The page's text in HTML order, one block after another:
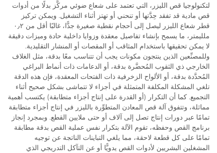
لتكنولوجيا قص الليزر، التي تعتمد على شعاع ضوئي مركَّز بدلًا من أدوات
قص مادية قد تفقد حِدَّتها أو تنحني أو تهتز أثناء التشغيل. ويمكن تركيز
قطر شعاع الليزر ليصل إلى أحجام نقطية صغيرة جدًّا، غالبًا أقل من ٠٫٢
ملليمتر، ما يسمح بإنشاء تفاصيل معقدة وزوايا داخلية حادة وميزات دقيقة
لا يمكن تحقيقها باستخدام المثاقب أو المقصات أو المنشار التقليدية.
وللمصنِّعين الذين ينتجون مكونات يجب أن تتناسب معًا بدقة، مثل الغلاف
الخارجي ذي الثقوب المُحضَّرة بدقة، أو الدعامات ذات أنماط البراغي
المُحدَّدة بدقة، أو الألواح الزخرفية ذات الفتحات المعقدة، فإن هذه الدقة
تلغي المشكلة المكلفة المتمثلة في أجزاء لا تتماشى بشكل صحيح أثناء
التجميع. كما أن التكرار (أو القدرة على إنتاج أجزاء متطابقة) يكتسب أهمية
مماثلة، وتتفوق آلة قص المعادن المتطوِّرة بالليزر في إنتاج أجزاء متطابقة
تمامًا عبر دورات إنتاج تصل إلى آلاف أو حتى ملايين القطع. وبمجرد إنجاز
برنامج القص وحفظه، تقوم الآلة بتكرار نفس عملية القص بدقة مطابقة
تمامًا على كل قطعة لاحقة، مما يلغي التباينات الناتجة عن توجيه
المشغلين البشريين لأدوات القص يدويًّا أو عن التآكل التدريجي الذي